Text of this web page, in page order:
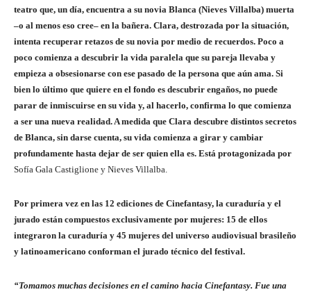
teatro que, un día, encuentra a su novia Blanca (Nieves Villalba) muerta
–o al menos eso cree– en la bañera. Clara, destrozada por la situación,
intenta recuperar retazos de su novia por medio de recuerdos. Poco a
poco comienza a descubrir la vida paralela que su pareja llevaba y
empieza a obsesionarse con ese pasado de la persona que aún ama. Si
bien lo último que quiere en el fondo es descubrir engaños, no puede
parar de inmiscuirse en su vida y, al hacerlo, confirma lo que comienza
a ser una nueva realidad.A medida que Clara descubre distintos secretos
de Blanca, sin darse cuenta, su vida comienza a girar y cambiar
profundamente hasta dejar de ser quien ella es. Está protagonizada por
Sofía Gala Castiglione y Nieves Villalba.
Por primera vez en las 12 ediciones de Cinefantasy, la curaduría y el
jurado están compuestos exclusivamente por mujeres: 15 de ellos
integraron la curaduría y 45 mujeres del universo audiovisual brasileño
y latinoamericano conforman el jurado técnico del festival.
“Tomamos muchas decisiones en el camino hacia Cinefantasy. Fue una